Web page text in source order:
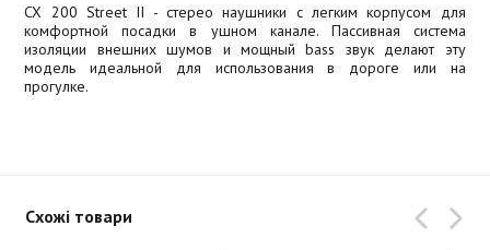
CX 200 Street II - стерео наушники с легким корпусом для
комфортной посадки в ушном канале. Пассивная система
изоляции внешних шумов и мощный bass звук делают эту
модель идеальной для использования в дороге или на
прогулке.
Схожі товари